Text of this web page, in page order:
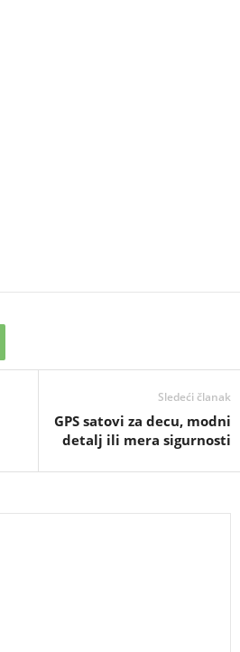
Sledeći članak
GPS satovi za decu, modni
detalj ili mera sigurnosti